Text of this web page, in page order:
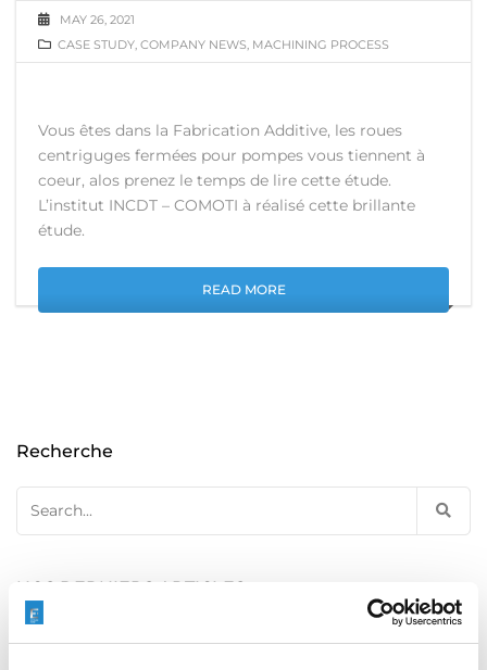
MAY 26, 2021
CASE STUDY, COMPANY NEWS, MACHINING PROCESS
Vous êtes dans la Fabrication Additive, les roues
centriguges fermées pour pompes vous tiennent à
coeur, alos prenez le temps de lire cette étude.
L’institut INCDT – COMOTI à réalisé cette brillante
étude.
READ MORE
Recherche
for:
NOS DERNIERS ARTICLES